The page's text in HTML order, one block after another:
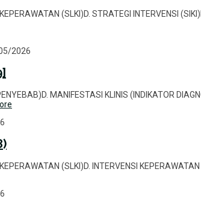
(SLKI)D. STRATEGI INTERVENSI
2026
MANIFESTASI KLINIS (INDIKATOR
(SLKI)D. INTERVENSI